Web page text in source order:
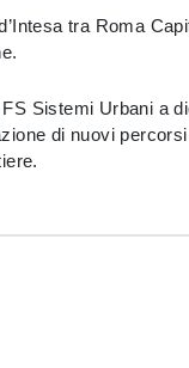
tra Roma
Sistemi Urbani a
di nuovi